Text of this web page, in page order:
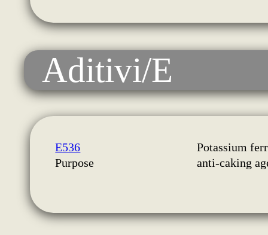
Aditivi/E
E536
Potassium
Purpose
anti-caking